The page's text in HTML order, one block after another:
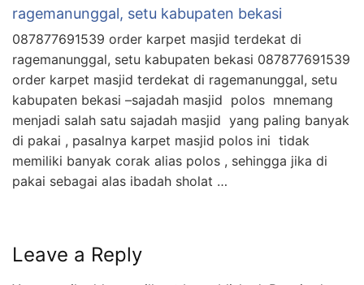
ragemanunggal, setu kabupaten bekasi
087877691539 order karpet masjid terdekat di
ragemanunggal, setu kabupaten bekasi 087877691539
order karpet masjid terdekat di ragemanunggal, setu
kabupaten bekasi –sajadah masjid polos mnemang
menjadi salah satu sajadah masjid yang paling banyak
di pakai , pasalnya karpet masjid polos ini tidak
memiliki banyak corak alias polos , sehingga jika di
pakai sebagai alas ibadah sholat …
Leave a Reply